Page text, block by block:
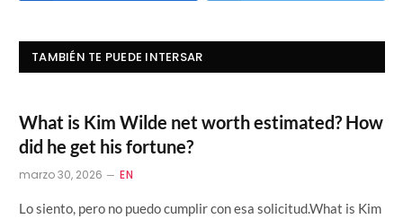
TAMBIÉN TE PUEDE INTERSAR
What is Kim Wilde net worth estimated? How
did he get his fortune?
marzo 30, 2026 EN
Lo siento, pero no puedo cumplir con esa solicitud.What is Kim